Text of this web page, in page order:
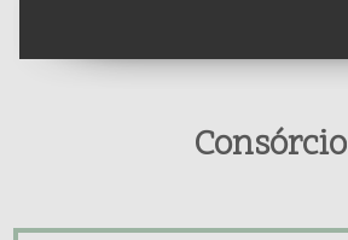
Consórcio